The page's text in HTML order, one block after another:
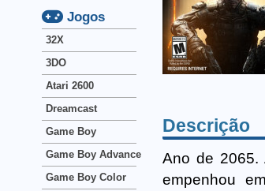
Descrição
Ano de
empenhou
Jogos
32X
3DO
Atari 2600
Dreamcast
Game Boy
Game Boy Advance
Game Boy Color